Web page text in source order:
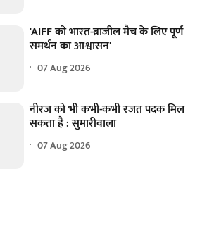
'AIFF को भारत-ब्राजील मैच के लिए पूर्ण
समर्थन का आश्वासन'
07 Aug 2026
नीरज को भी कभी-कभी रजत पदक मिल
सकता है : सुमारीवाला
07 Aug 2026